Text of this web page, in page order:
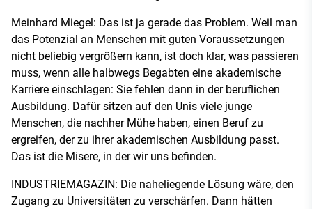
Meinhard Miegel: Das ist ja gerade das Problem. Weil man
das Potenzial an Menschen mit guten Voraussetzungen
nicht beliebig vergrößern kann, ist doch klar, was passieren
muss, wenn alle halbwegs Begabten eine akademische
Karriere einschlagen: Sie fehlen dann in der beruflichen
Ausbildung. Dafür sitzen auf den Unis viele junge
Menschen, die nachher Mühe haben, einen Beruf zu
ergreifen, der zu ihrer akademischen Ausbildung passt.
Das ist die Misere, in der wir uns befinden.
INDUSTRIEMAGAZIN: Die naheliegende Lösung wäre, den
Zugang zu Universitäten zu verschärfen. Dann hätten